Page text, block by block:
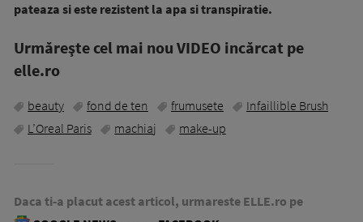
pateaza si este rezistent la apa si transpiratie.
Urmăreşte cel mai nou VIDEO incărcat pe
elle.ro
beauty fond de ten frumusete
Infaillible Brush
L’Oreal Paris
machiaj make-up
Daca ti-a placut acest articol, urmareste ELLE.ro pe